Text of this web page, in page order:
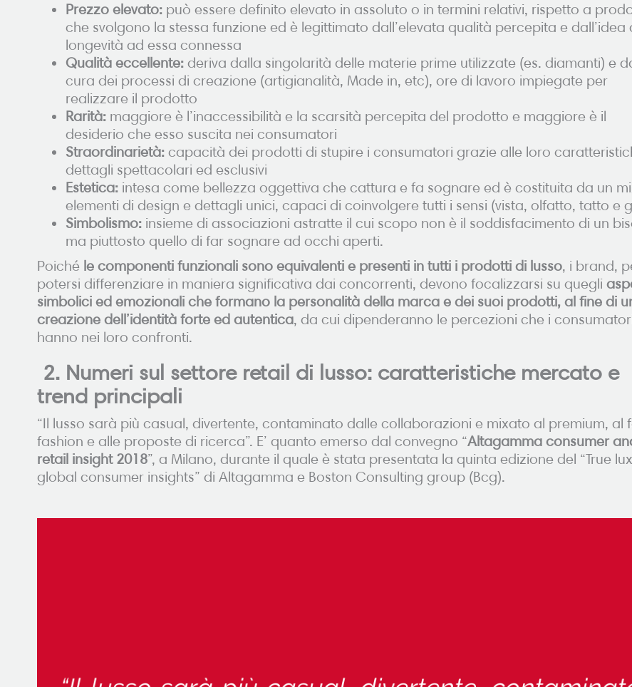
Prezzo elevato: può essere definito elevato in assoluto o in termini relativi, rispetto a
che svolgono la stessa funzione ed è legittimato dall’elevata qualità percepita e dall’idea
longevità ad essa connessa
Qualità eccellente: deriva dalla singolarità delle materie prime utilizzate (es. diamanti) e
cura dei processi di creazione (artigianalità, Made in, etc), ore di lavoro impiegate per
realizzare il prodotto
Rarità: maggiore è l’inaccessibilità e la scarsità percepita del prodotto e maggiore è il
desiderio che esso suscita nei consumatori
Straordinarietà: capacità dei prodotti di stupire i consumatori grazie alle loro
dettagli spettacolari ed esclusivi
Estetica: intesa come bellezza oggettiva che cattura e fa sognare ed è costituita da un
elementi di design e dettagli unici, capaci di coinvolgere tutti i sensi (vista, olfatto, tatto e
Simbolismo: insieme di associazioni astratte il cui scopo non è il soddisfacimento di un
ma piuttosto quello di far sognare ad occhi aperti.
Poiché le componenti funzionali sono equivalenti e presenti in tutti i prodotti di lusso, i brand,
potersi differenziare in maniera significativa dai concorrenti, devono focalizzarsi su quegli
simbolici ed emozionali che formano la personalità della marca e dei suoi prodotti, al fine di
creazione dell’identità forte ed autentica, da cui dipenderanno le percezioni che i
hanno nei loro confronti.
2. Numeri sul settore retail di lusso: caratteristiche mercato e
trend principali
“Il lusso sarà più casual, divertente, contaminato dalle collaborazioni e mixato al premium, al
fashion e alle proposte di ricerca”. E’ quanto emerso dal convegno “Altagamma consumer
retail insight 2018”, a Milano, durante il quale è stata presentata la quinta edizione del “True
global consumer insights” di Altagamma e Boston Consulting group (Bcg).